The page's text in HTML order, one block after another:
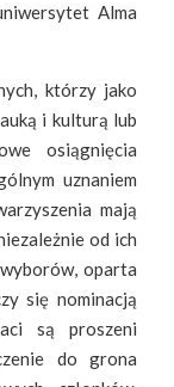
Alma
którzy jako
i kulturą lub
osiągnięcia
uznaniem
mają
od ich
oparta
się nominacją
są proszeni
do grona